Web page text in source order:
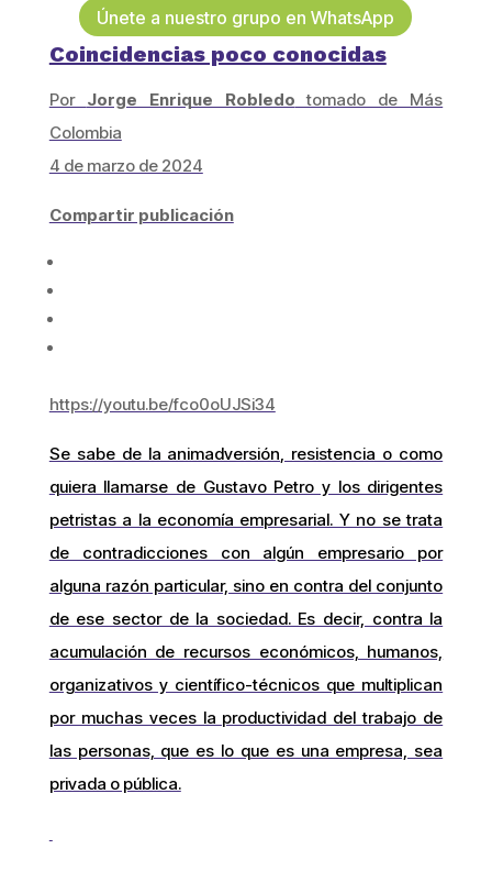
Únete a nuestro grupo en WhatsApp
Coincidencias poco conocidas
Por Jorge Enrique Robledo tomado de Más
Colombia
4 de marzo de 2024
Compartir publicación
https://youtu.be/fco0oUJSi34
Se sabe de la animadversión, resistencia o como
quiera llamarse de Gustavo Petro y los dirigentes
petristas a la economía empresarial. Y no se trata
de contradicciones con algún empresario por
alguna razón particular, sino en contra del conjunto
de ese sector de la sociedad. Es decir, contra la
acumulación de recursos económicos, humanos,
organizativos y científico-técnicos que multiplican
por muchas veces la productividad del trabajo de
las personas, que es lo que es una empresa, sea
privada o pública.